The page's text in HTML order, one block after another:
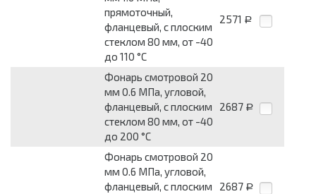
прямоточный,
фланцевый, с плоским
стеклом 80 мм, от -40
до 110 °С
2571 Р
Фонарь смотровой 20
мм 0.6 МПа, угловой,
фланцевый, с плоским
стеклом 80 мм, от -40
до 200 °С
2687 Р
Фонарь смотровой 20
мм 0.6 МПа, угловой,
фланцевый, с плоским
2687 Р